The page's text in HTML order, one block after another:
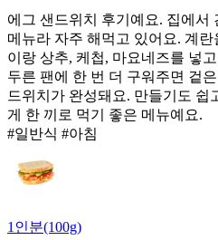
에그 샌드위치 후기예요. 집에서
메뉴라 자주 해먹고 있어요. 계
이랑 상추, 케첩, 마요네즈를 넣
두른 팬에 한 번 더 구워주면 겉
드위치가 완성돼요. 만들기도 쉽
게 한 끼로 먹기 좋은 메뉴예요.
#일반식 #아침
1인분(100g)